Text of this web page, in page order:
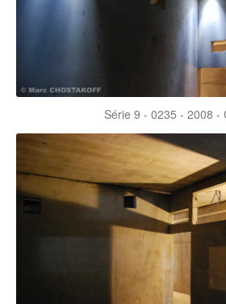
Série 9 - 0235 - 2008 -